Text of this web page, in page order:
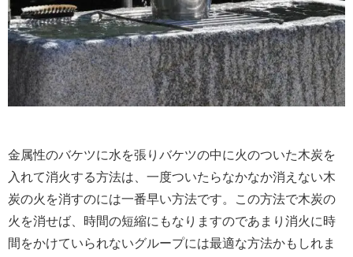
金属性のバケツに水を張りバケツの中に火のついた木炭を
入れて消火する方法は、一度ついたらなかなか消えない木
炭の火を消すのには一番早い方法です。この方法で木炭の
火を消せば、時間の短縮にもなりますのであまり消火に時
間をかけていられないグループには最適な方法かもしれま